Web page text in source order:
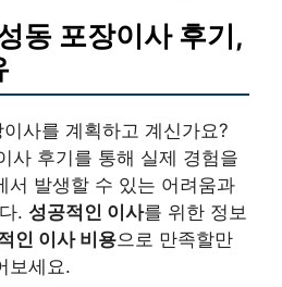
동 포장이사 후기,
사를 계획하고 계신가요?
사 후기를 통해 실제 경험을
서 발생할 수 있는 어려움과
. 성공적인 이사를 위한 정보
인 이사 비용으로 만족할만
보세요.